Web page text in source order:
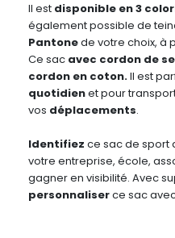
Il est disponible en 3
également possible de
Pantonede votre choix, à
Ce sac avec cordon de
cordon en coton.Il est
quotidienet pour
vos déplacements.
Identifiez ce sac de sport
votre entreprise, école,
gagner en visibilité. Avec
personnaliserce sac